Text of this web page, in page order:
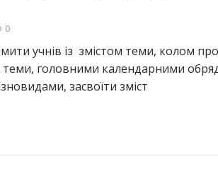
0
учнів із змістом теми, колом
головними календарними
засвоїти зміст
старшого
лабораторії
Інституту
Фасолі
дисертація